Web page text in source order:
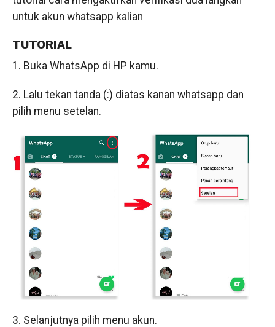
untuk akun whatsapp kalian
TUTORIAL
1. Buka WhatsApp di HP kamu.
2. Lalu tekan tanda (:) diatas kanan whatsapp dan
pilih menu setelan.
3. Selanjutnya pilih menu akun.